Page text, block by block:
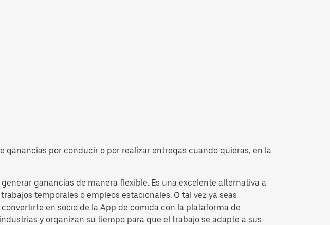
ganancias por conducir o por realizar entregas cuando quieras, en la
ganancias de manera flexible. Es una excelente alternativa a
temporales o empleos estacionales. O tal vez ya seas
en socio de la App de comida con la plataforma de
y organizan su tiempo para que el trabajo se adapte a sus